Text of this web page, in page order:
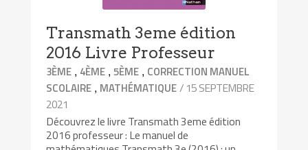
Transmath 3eme édition
2016 Livre Professeur
3ÈME , 4ÈME ,5ÈME , CORRECTION MANUEL
SCOLAIRE , MATHÉMATIQUE/ 15 SEPTEMBRE
2021
Découvrez le livre Transmath 3eme édition
2016 professeur : Le manuel de